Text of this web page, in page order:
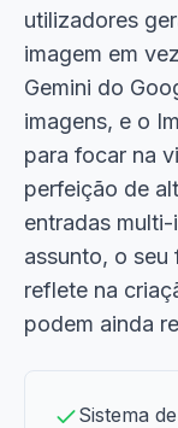
utilizadores
imagem em
Gemini do
imagens, e o
para focar na
perfeição de
entradas
assunto, o
reflete na
podem ainda
Sistema